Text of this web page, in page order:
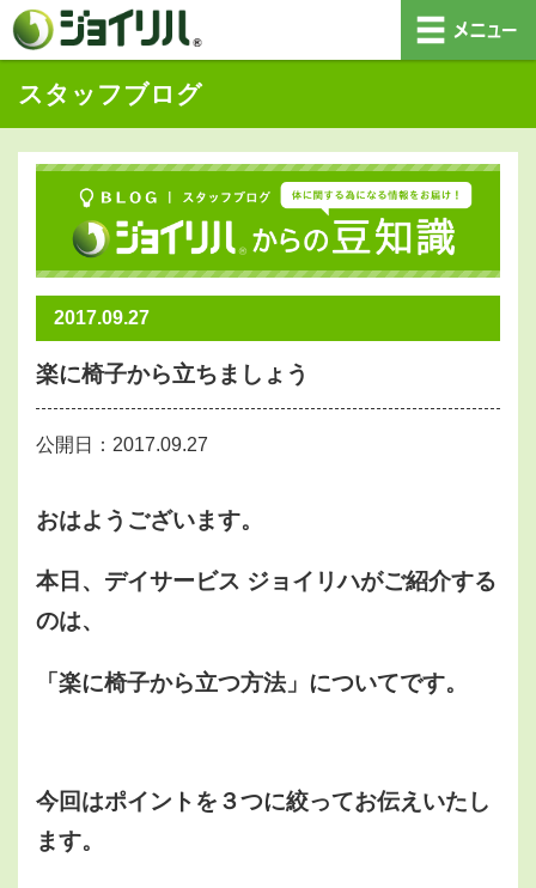
スタッフブログ
2017.09.27
楽に椅子から立ちましょう
公開日：2017.09.27
おはようございます。
本日、デイサービス ジョイリハがご紹介する
のは、
「楽に椅子から立つ方法」についてです。
今回はポイントを３つに絞ってお伝えいたし
ます。